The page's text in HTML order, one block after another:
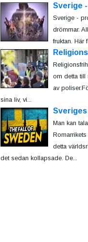
Sverige
Sverige -
drömmar.
fruktan. Här
om detta till
av
sina liv, vi...
Sveriges
Man kan
detta
det sedan kollapsade. De...